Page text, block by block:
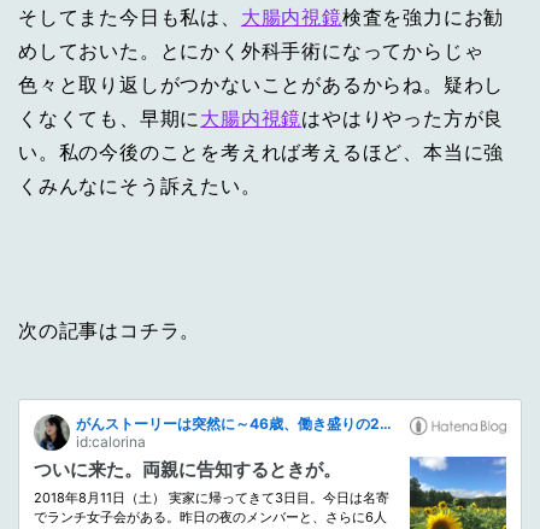
そしてまた今日も私は、 大腸内視鏡検査を強力にお勧
めしておいた。とにかく外科手術になってからじゃ
色々と取り返しがつかないことがあるからね。疑わし
くなくても、早期に 大腸内視鏡はやはりやった方が良
い。私の今後のことを考えれば考えるほど、本当に強
くみんなにそう訴えたい。
次の記事はコチラ。